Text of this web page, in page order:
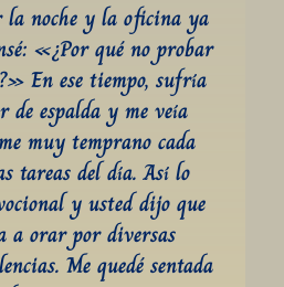
la noche y la oficina ya
«¿Por qué no probar
En ese tiempo, sufría
espalda y me veía
muy temprano cada
tareas del día. Así lo
y usted dijo que
a orar por diversas
Me quedé sentada